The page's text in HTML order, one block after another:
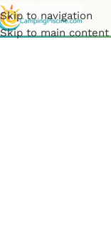
Skip to navigation
Skip to main content
»Gironde»